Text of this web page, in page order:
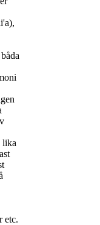
lika
etc.